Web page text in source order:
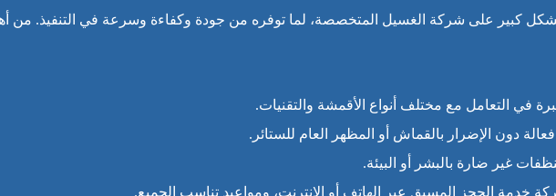
كبير على شركة الغسيل المتخصصة، لما توفره من جودة وكفاءة وسرعة في التنفيذ. من
في التعامل مع مختلف أنواع الأقمشة والتقنيات.
دون الإضرار بالقماش أو المظهر العام للستائر.
غير ضارة بالبشر أو البيئة.
خدمة الحجز المسبق عبر الهاتف أو الإنترنت، ومواعيد تناسب الجميع.